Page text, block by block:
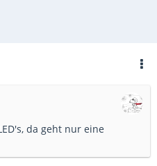
da geht nur eine